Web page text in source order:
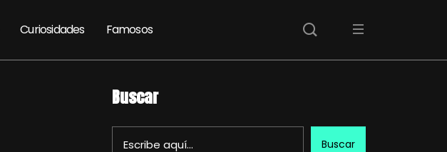
Curiosidades Famosos
Buscar
Buscar